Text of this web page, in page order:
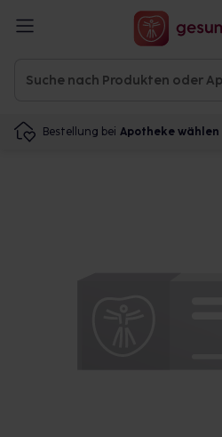
Bestellung bei Apotheke wählen